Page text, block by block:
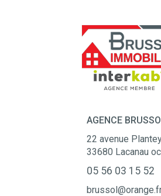
AGENCE
22 avenue
33680 Lacanau
05 56 03 15 52